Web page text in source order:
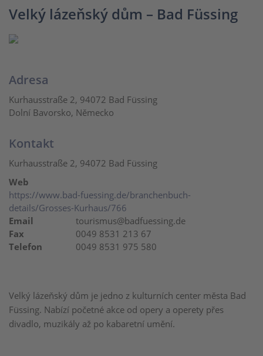
Velký lázeňský dům – Bad Füssing
Velký lázeňský dům je jedno z kulturních center města Bad
Füssing. Nabízí početné akce od opery a operety přes
divadlo, muzikály až po kabaretní umění.
Adresa
Kurhausstraße 2, 94072 Bad Füssing
Dolní Bavorsko, Německo
Kontakt
Kurhausstraße 2, 94072 Bad Füssing
Web
https://www.bad-fuessing.de/branchenbuch-
details/Grosses-Kurhaus/766
Email
tourismus@badfuessing.de
Fax
0049 8531 213 67
Telefon
0049 8531 975 580